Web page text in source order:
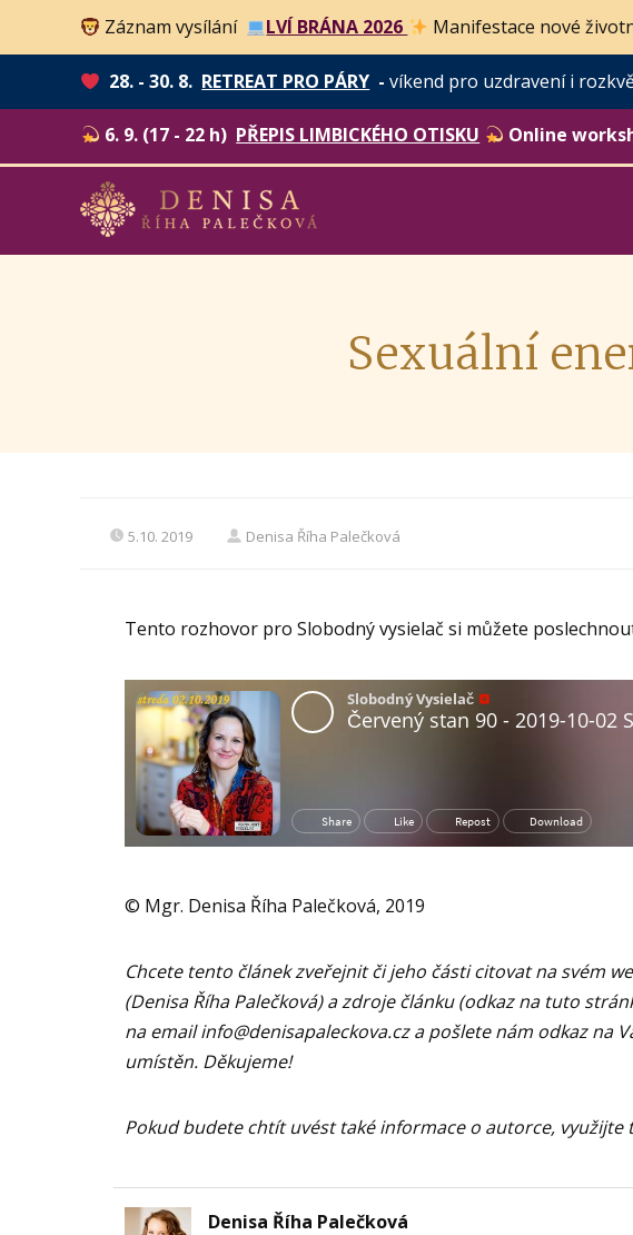
Záznam vysílání LVÍ BRÁNA 2026 Manifestace nové
28. - 30. 8. RETREAT PRO PÁRY -víkend pro uzdravení i
6. 9. (17 - 22 h) PŘEPIS LIMBICKÉHO OTISKU Online
Sexuální
5.10. 2019 Denisa Říha Palečková
Tento rozhovor pro Slobodný vysielač si můžete
© Mgr. Denisa Říha Palečková, 2019
Chcete tento článek zveřejnit či jeho části citovat na svém
(Denisa Říha Palečková) a zdroje článku (odkaz na tuto
na emailinfo@denisapaleckova.cza pošlete nám odkaz na
umístěn. Děkujeme!
Pokud budete chtít uvést také informace o autorce, využijte
Denisa Říha Palečková